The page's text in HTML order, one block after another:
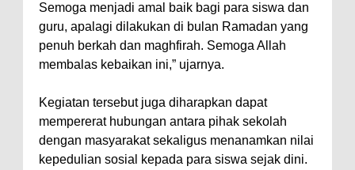
Semoga menjadi amal baik bagi para siswa dan
guru, apalagi dilakukan di bulan Ramadan yang
penuh berkah dan maghfirah. Semoga Allah
membalas kebaikan ini,” ujarnya.
Kegiatan tersebut juga diharapkan dapat
mempererat hubungan antara pihak sekolah
dengan masyarakat sekaligus menanamkan nilai
kepedulian sosial kepada para siswa sejak dini.